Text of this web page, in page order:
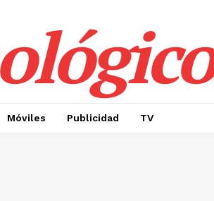
Móviles Publicidad TV